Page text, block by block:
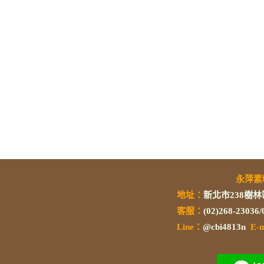
永萍
地址： 新北市238樹
客服： (02)268-
Line： @cbi4813n E-